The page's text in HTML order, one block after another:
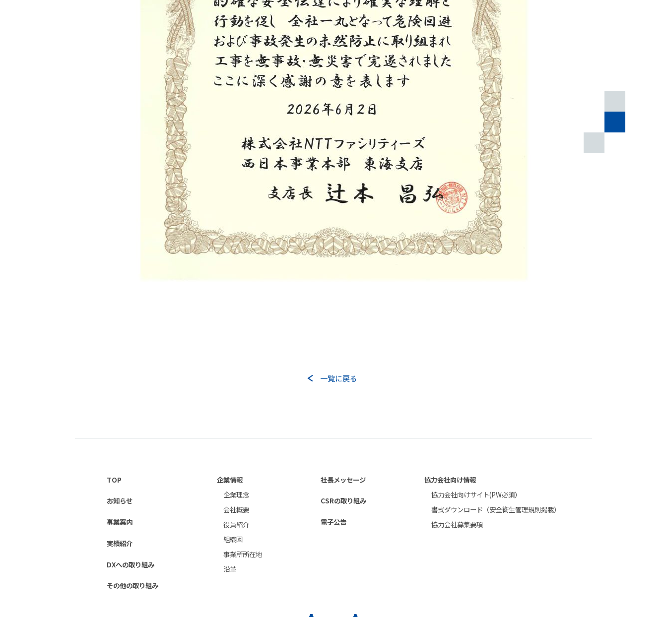
CSRの取り組み
電子公告
協力会社向け情報
協力会社向けサイト(PW必須）
書式ダウンロード（安全衛生管理規則掲載）
協力会社募集要項
個人情報保護方針
環境保護⽅針
お問い合わせフォーム
一覧に戻る
TOP
お知らせ
事業案内
実績紹介
DXへの取り組み
その他の取り組み
企業情報
企業理念
会社概要
役員紹介
組織図
事業所所在地
沿革
社長メッセージ
CSRの取り組み
電子公告
協力会社向け情報
協力会社向けサイト(PW必須）
書式ダウンロード（安全衛生管理規則掲載）
協力会社募集要項